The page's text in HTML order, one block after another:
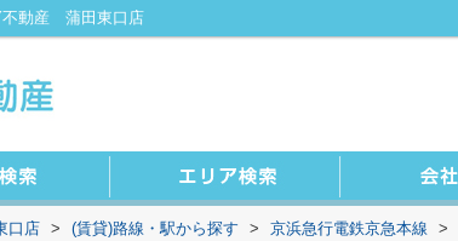
不動産 蒲田東口店
口店 > (賃貸)路線・駅から探す > 京浜急行電鉄京急本線 >